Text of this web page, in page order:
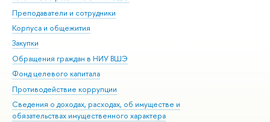
Преподаватели и сотрудники
Корпуса и общежития
Закупки
Обращения граждан в НИУ ВШЭ
Фонд целевого капитала
Противодействие коррупции
Сведения о доходах, расходах, об имуществе и
обязательствах имущественного характера